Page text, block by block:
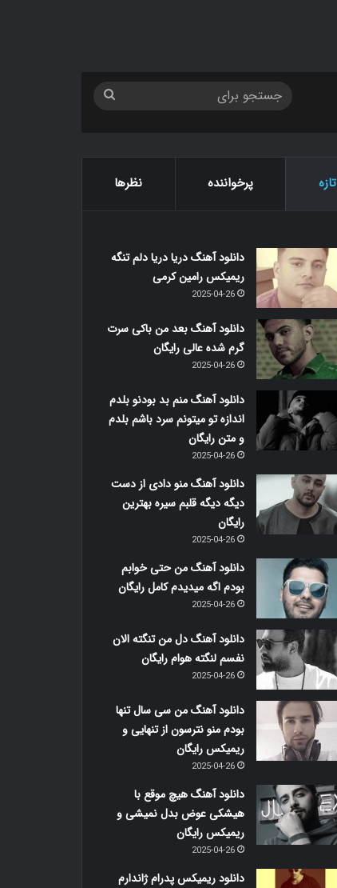
تازه پرخواننده نظرها
دانلود آهنگ دریا دریا دلم تنگه
ریمیکس رامین کرمی
2025-04-26
دانلود آهنگ بعد من باکی سرت
گرم شده عالی رایگان
2025-04-26
دانلود آهنگ منم بد بودنو بلدم
اندازه تو میتونم سرد باشم بلدم
و متن رایگان
2025-04-26
دانلود آهنگ منو دادی از دست
دیگه دیگه قلبم سیره بهترین
رایگان
2025-04-26
دانلود آهنگ من حتی خوابم
بودم اگه میدیدم کامل رایگان
2025-04-26
دانلود آهنگ دل من تنگته الان
نفسم لنگته هوام رایگان
2025-04-26
دانلود آهنگ من سی سال تنها
بودم منو نترسون از تنهایی و
ریمیکس رایگان
2025-04-26
دانلود آهنگ هیچ موقع با
هیشکی عوض بدل نمیشی و
ریمیکس رایگان
2025-04-26
دانلود ریمیکس پدرام ژاندارم